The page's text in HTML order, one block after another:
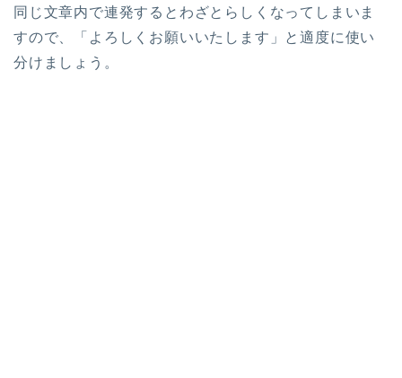
同じ文章内で連発するとわざとらしくなってしまいま
すので、「よろしくお願いいたします」と適度に使い
分けましょう。